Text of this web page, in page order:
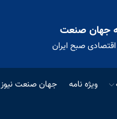
جهان صنعت
اقتصادی صبح ایران
ویژه نامه جهان صنعت نیوز